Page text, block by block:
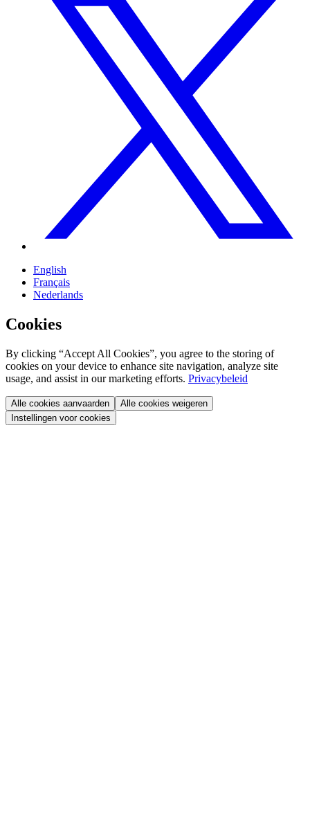
English
Français
Nederlands
Cookies
By clicking “Accept All Cookies”, you agree to the storing of
cookies on your device to enhance site navigation, analyze site
usage, and assist in our marketing efforts. Privacybeleid
Alle cookies aanvaarden
Alle cookies weigeren
Instellingen voor cookies